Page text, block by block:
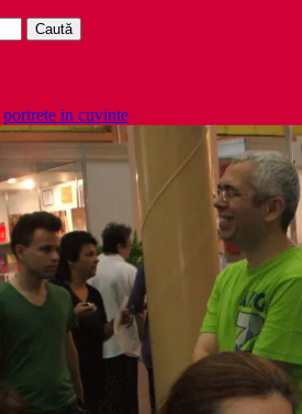
portrete in cuvinte